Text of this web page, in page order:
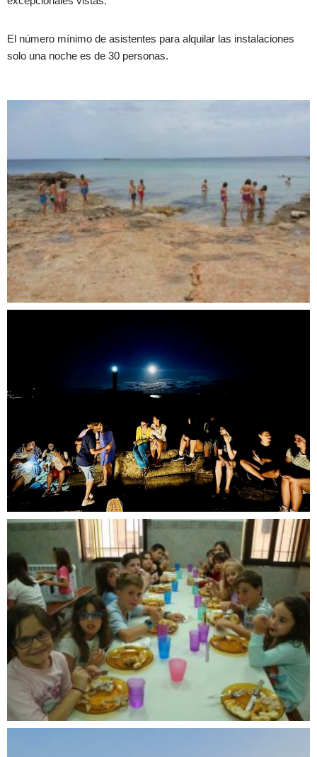
El número mínimo de asistentes para alquilar las instalaciones
solo una noche es de 30 personas.